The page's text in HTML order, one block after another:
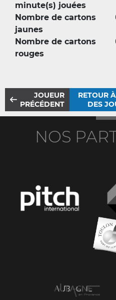
minute(s) jouées
Nombre de cartons
jaunes
Nombre de cartons
rouges
JOUEUR
PRÉCÉDENT
RETOUR
DES
NOS